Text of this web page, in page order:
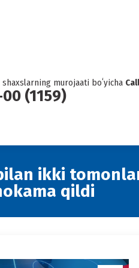
murojaati boʻyicha
(1159)
ikki
qildi
windowwindowwindowwindow